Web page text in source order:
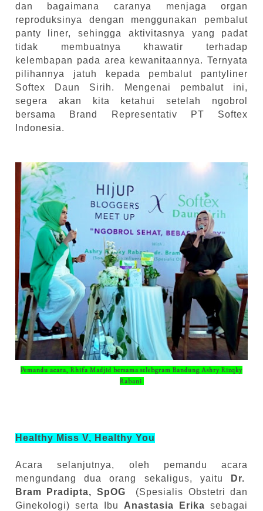
dan bagaimana caranya menjaga organ
reproduksinya dengan menggunakan pembalut
panty liner, sehingga aktivitasnya yang padat
tidak membuatnya khawatir terhadap
kelembapan pada area kewanitaannya. Ternyata
pilihannya jatuh kepada pembalut pantyliner
Softex Daun Sirih. Mengenai pembalut ini,
segera akan kita ketahui setelah ngobrol
bersama Brand Representativ PT Softex
Indonesia.
Pemandu acara, Rhifa Madjid bersama selebgram Bandung Ashry Rizqky
Rabani
Healthy Miss V, Healthy You
Acara selanjutnya, oleh pemandu acara
mengundang dua orang sekaligus, yaitu
Dr.
Bram
Pradipta, SpOG
(Spesialis Obstetri dan
Ginekologi) serta Ibu Anastasia Erika sebagai